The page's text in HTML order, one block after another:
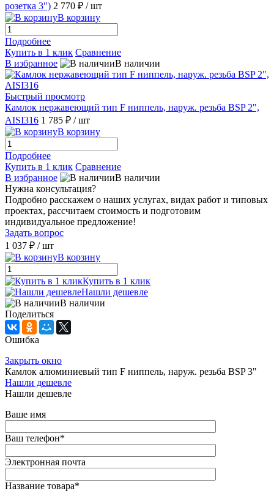
розетка 3") 2 770 ₽ / шт
В корзину
Подробнее
Купить в 1 клик Сравнение
В избранное
В наличии
Быстрый просмотр
Камлок нержавеющий тип F ниппель, наруж. резьба BSP 2",
AISI316 1 785 ₽ / шт
В корзину
Подробнее
Купить в 1 клик Сравнение
В избранное
В наличии
Нужна консультация?
Подробно расскажем о наших услугах, видах работ и типовых
проектах, рассчитаем стоимость и подготовим
индивидуальное предложение!
Задать вопрос
1 037 ₽ / шт
В корзину
Купить в 1 клик
Нашли дешевле
В наличии
Поделиться
Ошибка
Закрыть окно
Камлок алюминиевый тип F ниппель, наруж. резьба BSP 3"
Нашли дешевле
Нашли дешевле
Ваше имя
Ваш телефон*
Электронная почта
Название товара*